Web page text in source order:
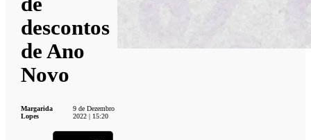
descontos
de Ano
Novo
Margarida
Lopes
9 de Dezembro
2022 | 15:20